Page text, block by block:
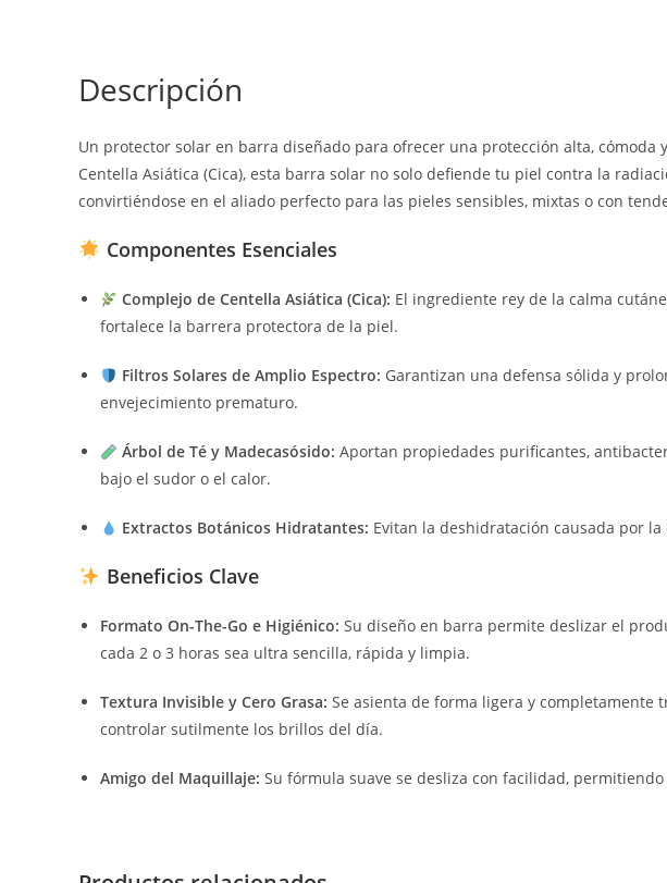
Descripción
Un protector solar en barra diseñado para ofrecer una protección alta,
Centella Asiática (Cica), esta barra solar no solo defiende tu piel contra la
convirtiéndose en el aliado perfecto para las pieles sensibles, mixtas o con
Componentes Esenciales
Complejo de Centella Asiática (Cica): El ingrediente rey de la calma
fortalece la barrera protectora de la piel.
Filtros Solares de Amplio Espectro: Garantizan una defensa sólida y
envejecimiento prematuro.
Árbol de Té y Madecasósido: Aportan propiedades purificantes,
bajo el sudor o el calor.
Extractos Botánicos Hidratantes: Evitan la deshidratación causada por
Beneficios Clave
Formato On-The-Go e Higiénico: Su diseño en barra permite deslizar el
cada 2 o 3 horas sea ultra sencilla, rápida y limpia.
Textura Invisible y Cero Grasa: Se asienta de forma ligera y completamente
controlar sutilmente los brillos del día.
Amigo del Maquillaje: Su fórmula suave se desliza con facilidad,